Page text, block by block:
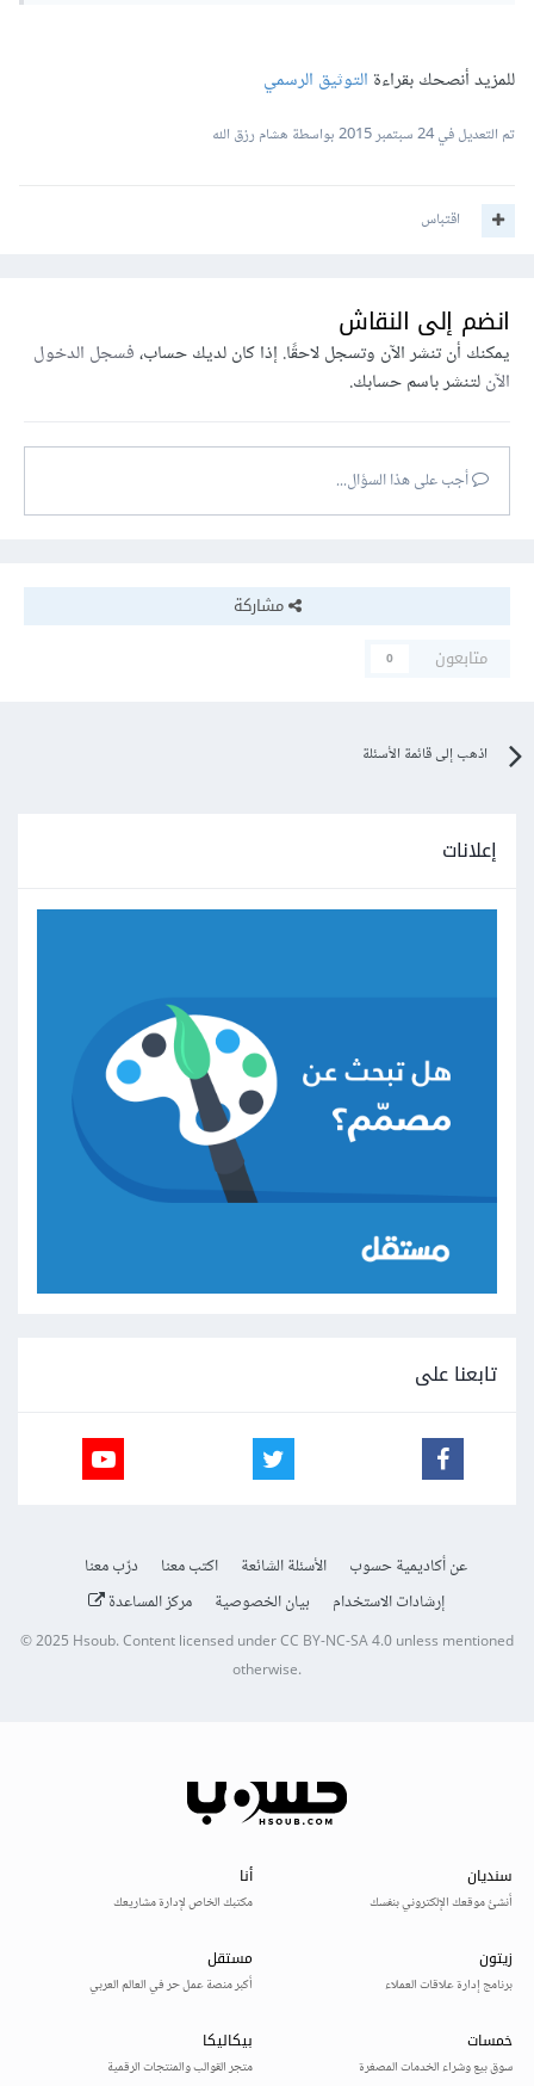
للمزيد أنصحك بقراءة التوثيق الرسمي
تم التعديل في24 سبتمبر 2015 بواسطة هشام رزق الله
اقتباس
انضم إلى النقاش
يمكنك أن تنشر الآن وتسجل لاحقًا. إذا كان لديك حساب،فسجل الدخول
الآنلتنشر باسم حسابك.
أجب على هذا السؤال...
مشاركة
متابعون
0
اذهب إلى قائمة الأسئلة
إعلانات
تابعنا على
عن أكاديمية حسوب الأسئلة الشائعة اكتب معنا
درّب معنا
إرشادات الاستخدام
بيان الخصوصية مركز المساعدة
© 2025Hsoub.Content licensed underCC BY-NC-SA 4.0unless mentioned
otherwise.